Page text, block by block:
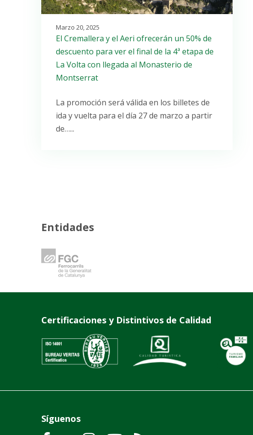
Marzo 20, 2025
El Cremallera y el Aeri ofrecerán un 50% de
descuento para ver el final de la 4ª etapa de
La Volta con llegada al Monasterio de
Montserrat
La promoción será válida en los billetes de
ida y vuelta para el día 27 de marzo a partir
de…...
Entidades
Certificaciones y Distintivos de Calidad
Síguenos